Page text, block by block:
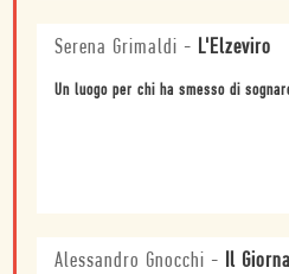
Serena Grimaldi - L'Elzeviro
Un luogo per chi ha smesso di
Alessandro Gnocchi - Il